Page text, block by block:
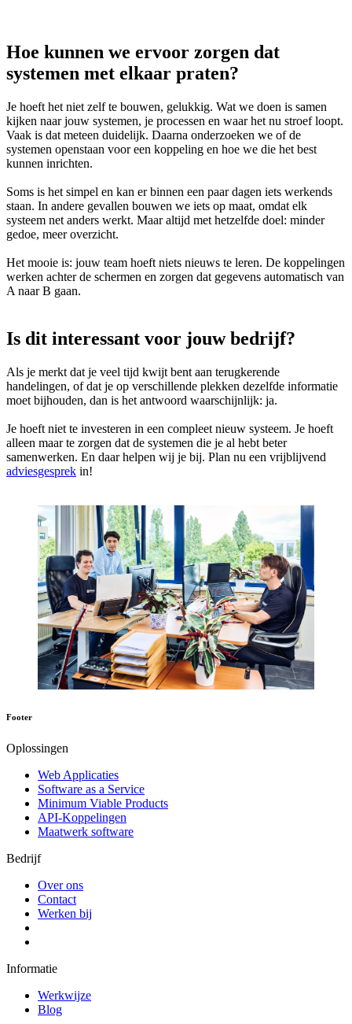
Hoe kunnen we ervoor zorgen dat
systemen met elkaar praten?
Je hoeft het niet zelf te bouwen, gelukkig. Wat we doen is samen
kijken naar jouw systemen, je processen en waar het nu stroef loopt.
Vaak is dat meteen duidelijk. Daarna onderzoeken we of de
systemen openstaan voor een koppeling en hoe we die het best
kunnen inrichten.
Soms is het simpel en kan er binnen een paar dagen iets werkends
staan. In andere gevallen bouwen we iets op maat, omdat elk
systeem net anders werkt. Maar altijd met hetzelfde doel: minder
gedoe, meer overzicht.
Het mooie is: jouw team hoeft niets nieuws te leren. De koppelingen
werken achter de schermen en zorgen dat gegevens automatisch van
A naar B gaan.
Is dit interessant voor jouw bedrijf?
Als je merkt dat je veel tijd kwijt bent aan terugkerende
handelingen, of dat je op verschillende plekken dezelfde informatie
moet bijhouden, dan is het antwoord waarschijnlijk: ja.
Je hoeft niet te investeren in een compleet nieuw systeem. Je hoeft
alleen maar te zorgen dat de systemen die je al hebt beter
samenwerken. En daar helpen wij je bij. Plan nu een vrijblijvend
adviesgesprek in!
Footer
Oplossingen
Web Applicaties
Software as a Service
Minimum Viable Products
API-Koppelingen
Maatwerk software
Bedrijf
Over ons
Contact
Werken bij
Informatie
Werkwijze
Blog